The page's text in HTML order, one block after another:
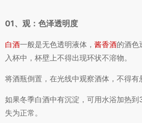
01、观：色泽透明度
白酒一般是无色透明液体， 酱香酒的酒色
入杯中，杯壁上不得出现环状不溶物。
将酒瓶倒置，在光线中观察酒体，不得有
如果冬季白酒中有沉淀，可用水浴加热
失为正常。